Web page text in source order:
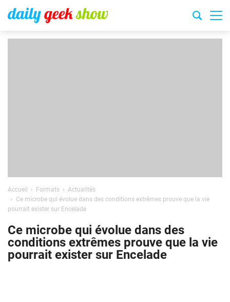
Accueil Formats
Actualités
Ce microbe qui évolue dans des conditions extrêmes prouve que la vie
pourrait exister sur Encelade
Ce microbe qui évolue dans des
conditions extrêmes prouve que la vie
pourrait exister sur Encelade